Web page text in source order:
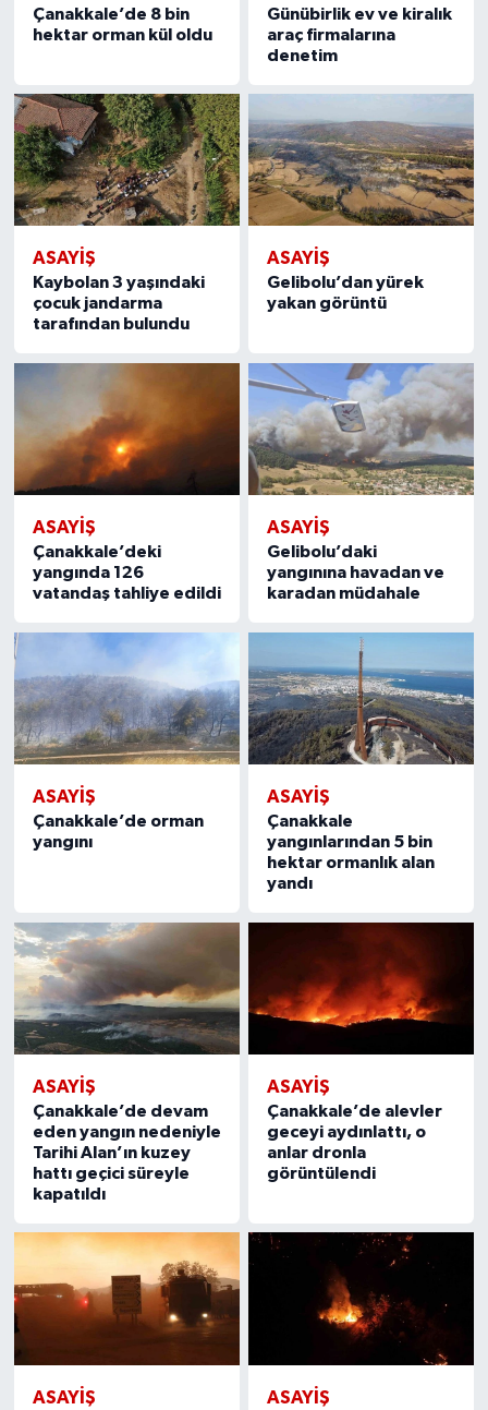
Çanakkale’de 8 bin
hektar orman kül oldu
Günübirlik ev ve kiralık
araç firmalarına
denetim
ASAYIŞ
Kaybolan 3 yaşındaki
çocuk jandarma
tarafından bulundu
ASAYIŞ
Gelibolu’dan yürek
yakan görüntü
ASAYIŞ
Çanakkale’deki
yangında 126
vatandaş tahliye edildi
ASAYIŞ
Gelibolu’daki
yangınına havadan ve
karadan müdahale
ASAYIŞ
Çanakkale’de orman
yangını
ASAYIŞ
Çanakkale
yangınlarından 5 bin
hektar ormanlık alan
yandı
ASAYIŞ
Çanakkale’de devam
eden yangın nedeniyle
Tarihi Alan’ın kuzey
hattı geçici süreyle
kapatıldı
ASAYIŞ
Çanakkale’de alevler
geceyi aydınlattı, o
anlar dronla
görüntülendi
ASAYIŞ ASAYIŞ